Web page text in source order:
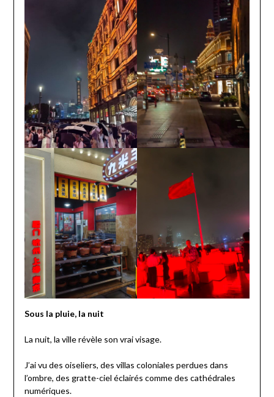
Sous la pluie, la nuit
La nuit, la ville révèle son vrai visage.
J’ai vu des oiseliers, des villas coloniales perdues dans
l’ombre, des gratte-ciel éclairés comme des cathédrales
numériques.